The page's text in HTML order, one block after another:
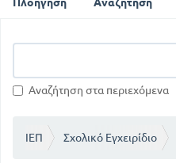
Αναζήτηση στα περιεχόμενα
ΙΕΠ Σχολικό Εγχειρίδιο